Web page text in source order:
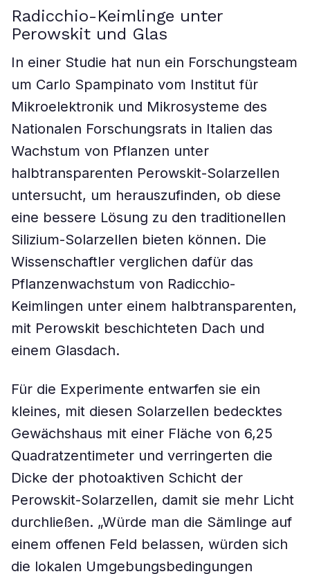
Radicchio-Keimlinge unter
Perowskit und Glas
In einer Studie hat nun ein Forschungsteam
um Carlo Spampinato vom Institut für
Mikroelektronik und Mikrosysteme des
Nationalen Forschungsrats in Italien das
Wachstum von Pflanzen unter
halbtransparenten Perowskit-Solarzellen
untersucht, um herauszufinden, ob diese
eine bessere Lösung zu den traditionellen
Silizium-Solarzellen bieten können. Die
Wissenschaftler verglichen dafür das
Pflanzenwachstum von Radicchio-
Keimlingen unter einem halbtransparenten,
mit Perowskit beschichteten Dach und
einem Glasdach.
Für die Experimente entwarfen sie ein
kleines, mit diesen Solarzellen bedecktes
Gewächshaus mit einer Fläche von 6,25
Quadratzentimeter und verringerten die
Dicke der photoaktiven Schicht der
Perowskit-Solarzellen, damit sie mehr Licht
durchließen. „Würde man die Sämlinge auf
einem offenen Feld belassen, würden sich
die lokalen Umgebungsbedingungen